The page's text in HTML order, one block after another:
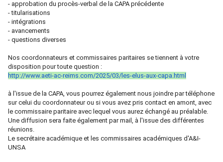
- approbation du procès-verbal de la CAPA précédente
- titularisations
- intégrations
- avancements
- questions diverses
Nos coordonnateurs et commissaires paritaires se tiennent à votre
disposition pour toute question :
http://www.aeti-ac-reims.com/2025/03/les-elus-aux-capa.html
à l'issue de la CAPA, vous pourrez également nous joindre par téléphone
sur celui du coordonnateur ou si vous avez pris contact en amont, avec
le commissaire paritaire avec lequel vous aurez échangé au préalable.
Une diffusion sera faite également par mail, à l'issue des différentes
réunions.
Le secrétaire académique et les commissaires académiques d'A&I-
UNSA